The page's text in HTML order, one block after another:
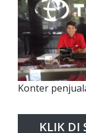
Konter
KLIK DI